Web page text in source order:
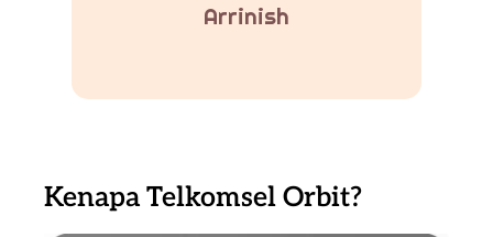
Arrinish
Kenapa Telkomsel Orbit?